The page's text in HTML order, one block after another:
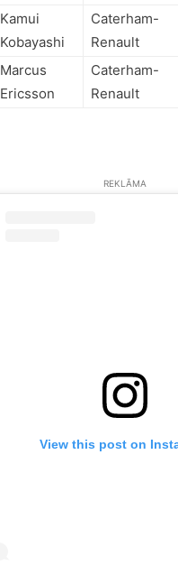
Kamui
Kobayashi
Caterham-
Renault
Marcus
Ericsson
Caterham-
Renault
REKLĀMA
View this post on